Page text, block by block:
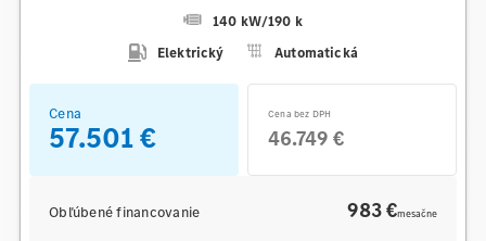
140 kW/190 k
Elektrický
Automatická
Cena
57.501 €
Cena bez DPH
46.749 €
Obľúbené financovanie 983 €mesačne